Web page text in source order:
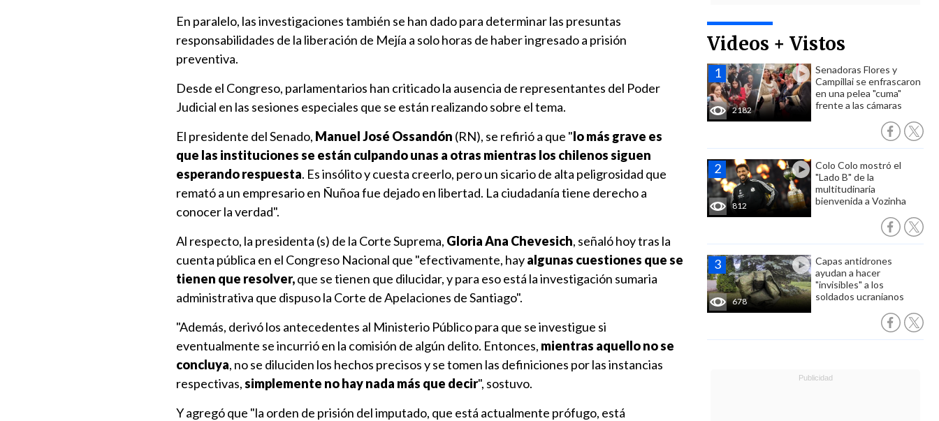
Videos + Vistos
2182
Senadoras Flores y
Campillai se enfrascaron
en una pelea "cuma"
frente a las cámaras
812
Colo Colo mostró el
"Lado B" de la
multitudinaria
bienvenida a Vozinha
678
Capas antidrones
ayudan a hacer
"invisibles" a los
soldados ucranianos
En paralelo, las investigaciones también se han dado para determinar las presuntas
responsabilidades de la liberación de Mejía a solo horas de haber ingresado a prisión
preventiva.
Desde el Congreso, parlamentarios han criticado la ausencia de representantes del Poder
Judicial en las sesiones especiales que se están realizando sobre el tema.
El presidente del Senado, Manuel José Ossandón (RN), se refirió a que "lo más grave es
que las instituciones se están culpando unas a otras mientras los chilenos siguen
esperando respuesta. Es insólito y cuesta creerlo, pero un sicario de alta peligrosidad que
remató a un empresario en Ñuñoa fue dejado en libertad. La ciudadanía tiene derecho a
conocer la verdad".
Al respecto, la presidenta (s) de la Corte Suprema, Gloria Ana Chevesich, señaló hoy tras la
cuenta pública en el Congreso Nacional que "efectivamente, hayalgunas cuestiones que se
tienen que resolver,que se tienen que dilucidar, y para eso está la investigación sumaria
administrativa que dispuso la Corte de Apelaciones de Santiago".
"Además, derivó los antecedentes al Ministerio Público para que se investigue si
eventualmente se incurrió en la comisión de algún delito. Entonces, mientras aquello no se
concluya, no se diluciden los hechos precisos y se tomen las definiciones por las instancias
respectivas,simplemente no hay nada más que decir", sostuvo.
Y agregó que "la orden de prisión del imputado, que está actualmente prófugo, está